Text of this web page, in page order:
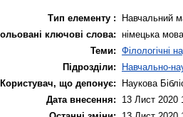
Тип елементу :
Навчальний
ключові слова: німецька мова
Теми: Філологічні
Підрозділи:
Навчально-
Користувач, що депонує:
Наукова
Дата внесення:
13 Лист 2020